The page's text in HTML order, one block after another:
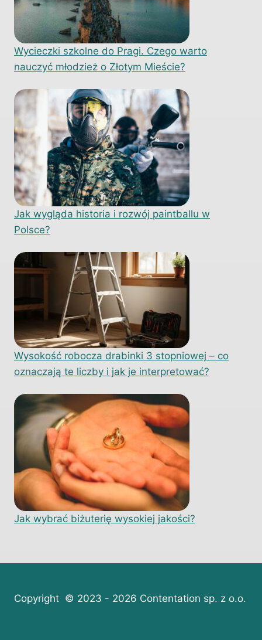
Wycieczki szkolne do Pragi. Czego warto
nauczyć młodzież o Złotym Mieście?
Jak wygląda historia i rozwój paintballu w
Polsce?
Wysokość robocza drabinki 3 stopniowej – co
oznaczają te liczby i jak je interpretować?
Jak wybrać biżuterię wysokiej jakości?
Copyright © 2023 - 2026 Contentation sp. z o.o.